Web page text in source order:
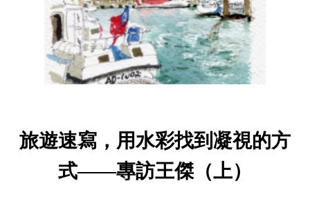
旅遊速寫，用水彩找到凝視的方
式——專訪王傑（上）